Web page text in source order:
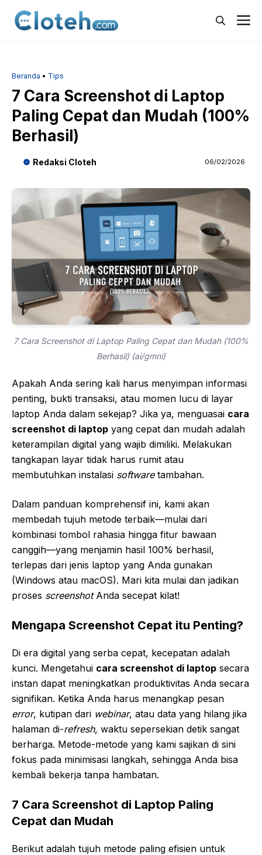
Beranda • Tips
7 Cara Screenshot di Laptop
Paling Cepat dan Mudah (100%
Berhasil)
Redaksi Cloteh 06/02/2026
7 Cara Screenshot di Laptop Paling Cepat dan Mudah (100%
Berhasil) (ai/gmni)
Apakah Anda sering kali harus menyimpan informasi
penting, bukti transaksi, atau momen lucu di layar
laptop Anda dalam sekejap? Jika ya, menguasai cara
screenshot di laptop yang cepat dan mudah adalah
keterampilan digital yang wajib dimiliki. Melakukan
tangkapan layar tidak harus rumit atau
membutuhkan instalasi softwaretambahan.
Dalam panduan komprehensif ini, kami akan
membedah tujuh metode terbaik—mulai dari
kombinasi tombol rahasia hingga fitur bawaan
canggih—yang menjamin hasil 100% berhasil,
terlepas dari jenis laptop yang Anda gunakan
(Windows atau macOS). Mari kita mulai dan jadikan
proses screenshotAnda secepat kilat!
Mengapa Screenshot Cepat itu Penting?
Di era digital yang serba cepat, kecepatan adalah
kunci. Mengetahui cara screenshot di laptop secara
instan dapat meningkatkan produktivitas Anda secara
signifikan. Ketika Anda harus menangkap pesan
error, kutipan dari webinar, atau data yang hilang jika
halaman di-refresh, waktu sepersekian detik sangat
berharga. Metode-metode yang kami sajikan di sini
fokus pada minimisasi langkah, sehingga Anda bisa
kembali bekerja tanpa hambatan.
7 Cara Screenshot di Laptop Paling
Cepat dan Mudah
Berikut adalah tujuh metode paling efisien untuk